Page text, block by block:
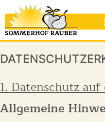
1. Datenschutz
Allgemeine